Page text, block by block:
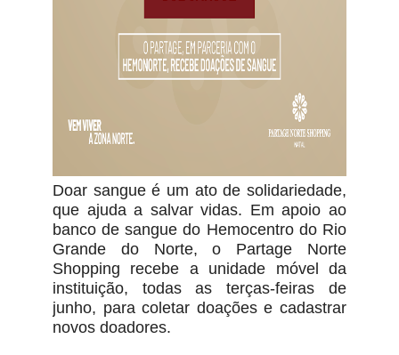
Doar sangue é um ato de solidariedade,
que ajuda a salvar vidas. Em apoio ao
banco de sangue do Hemocentro do Rio
Grande do Norte, o Partage Norte
Shopping recebe a unidade móvel da
instituição, todas as terças-feiras de
junho, para coletar doações e cadastrar
novos doadores.